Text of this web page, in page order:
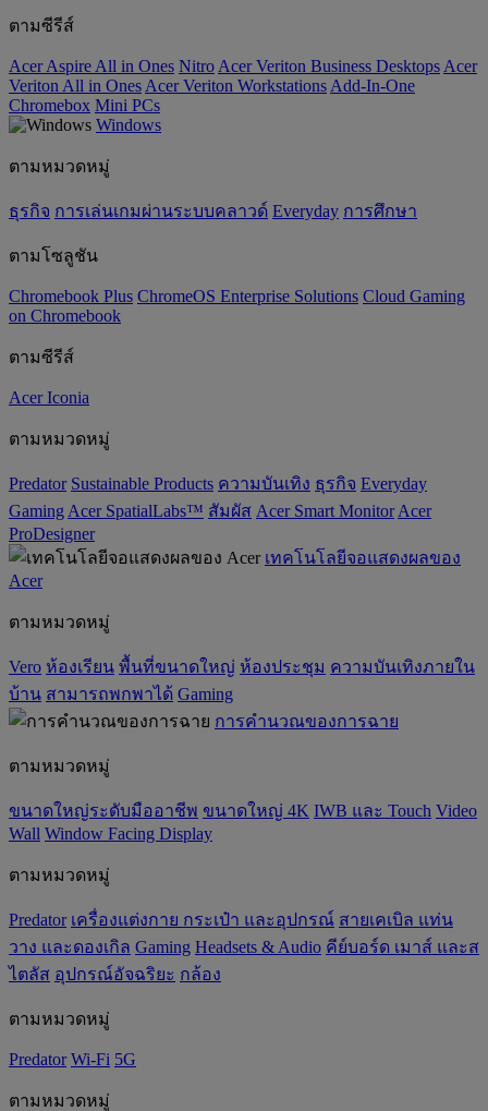
ตามซีรีส์
Acer Aspire All in Ones Nitro Acer Veriton Business Desktops Acer
Veriton All in Ones Acer Veriton Workstations Add-In-One
Chromebox Mini PCs
Windows
ตามหมวดหมู่
ธุรกิจ การเล่นเกมผ่านระบบคลาวด์ Everyday การศึกษา
ตามโซลูชัน
Chromebook Plus ChromeOS Enterprise Solutions Cloud Gaming
on Chromebook
ตามซีรีส์
Acer Iconia
ตามหมวดหมู่
Predator ‌Sustainable Products ความบันเทิง ธุรกิจ Everyday
Gaming Acer SpatialLabs™ สัมผัส Acer Smart Monitor Acer
ProDesigner
เทคโนโลยีจอแสดงผลของ
Acer
ตามหมวดหมู่
Vero ห้องเรียน พื้นที่ขนาดใหญ่ ห้องประชุม ความบันเทิงภายใน
บ้าน สามารถพกพาได้ Gaming
การคำนวณของการฉาย
ตามหมวดหมู่
ขนาดใหญ่ระดับมืออาชีพ ขนาดใหญ่ 4K IWB และ Touch Video
Wall Window Facing Display
ตามหมวดหมู่
Predator เครื่องแต่งกาย กระเป๋า และอุปกรณ์ สายเคเบิล แท่น
วาง และดองเกิล Gaming ‌Headsets & Audio คีย์บอร์ด เมาส์ และส
ไตลัส อุปกรณ์อัจฉริยะ กล้อง
ตามหมวดหมู่
Predator Wi-Fi 5G
ตามหมวดหมู่